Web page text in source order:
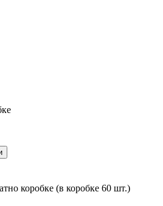
коробке (в коробке 60 шт.)